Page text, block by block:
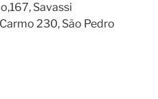
Savassi
230, São Pedro